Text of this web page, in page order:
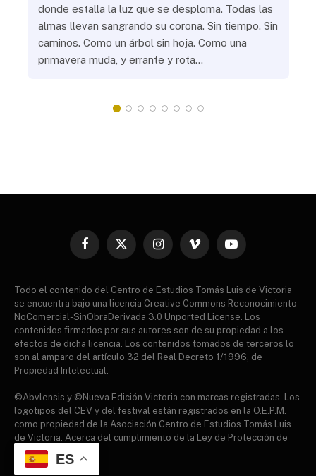
donde estalla la luz que se desploma. Todas las
almas llevan sangrando su corona. Sin tiempo. Sin
caminos. Como un árbol sin hoja. Como una
primavera muda, y errante y rota…
Facebook
X
InstagramVimeo YouTube
Todo el contenido del Centro de Estudios Tomás Luis de Victoria
se encuentra bajo una licencia Creative Commons Reconocimiento-
NoComercial-SinObraDerivada 3.0 Unported License. Los
contenidos firmados por sus autores son de su propiedad a los
efectos de dicha licencia. Los contenidos tomados de terceros lo
son al amparo del artículo 32 del Real Decreto 1/1996, de
Propiedad Intelectual.
©Abvlensis y ©Nueva Edición Victoria con marcas registradas. Los
logotipos del CEV y del festival están registrados en la O.E.P.M.
como propiedad de la Asociación Centro de Estudios Tomás Luis
de Victoria. Acerca del cumplimiento de la Ley de Protección de
datos.
ES